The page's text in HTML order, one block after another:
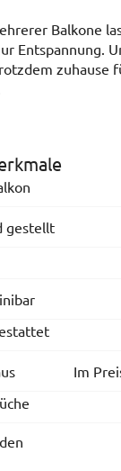
Balkone
Entspannung.
zuhause
gestellt
Im